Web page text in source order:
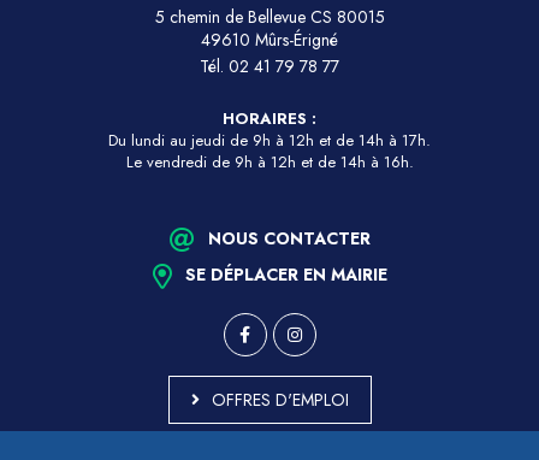
5 chemin de Bellevue CS 80015
49610 Mûrs-Érigné
Tél. 02 41 79 78 77
HORAIRES :
Du lundi au jeudi de 9h à 12h et de 14h à 17h.
Le vendredi de 9h à 12h et de 14h à 16h.
NOUS CONTACTER
SE DÉPLACER EN MAIRIE
OFFRES D'EMPLOI